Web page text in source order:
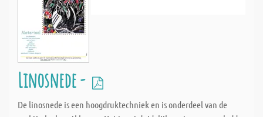
Linosnede -
De linosnede is een hoogdruktechniek en is onderdeel van de